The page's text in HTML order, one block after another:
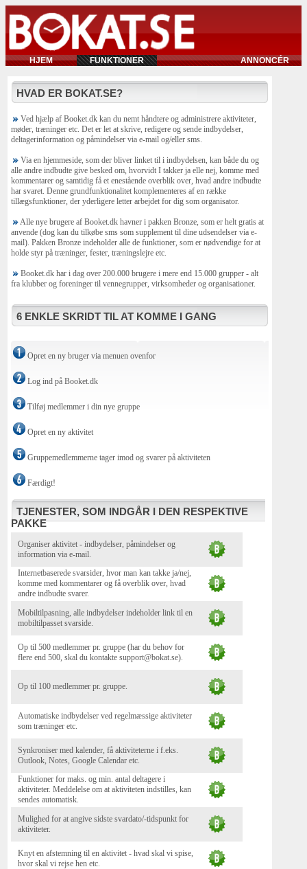
HJEM FUNKTIONER ANNONCÉR
HVAD ER BOKAT.SE?
Ved hjælp af Booket.dk kan du nemt håndtere og administrere aktiviteter,
møder, træninger etc. Det er let at skrive, redigere og sende indbydelser,
deltagerinformation og påmindelser via e-mail og/eller sms.
Via en hjemmeside, som der bliver linket til i indbydelsen, kan både du og
alle andre indbudte give besked om, hvorvidt I takker ja elle nej, komme med
kommentarer og samtidig få et enestående overblik over, hvad andre indbudte
har svaret. Denne grundfunktionalitet komplementeres af en række
tillægsfunktioner, der yderligere letter arbejdet for dig som organisator.
Alle nye brugere af Booket.dk havner i pakken Bronze, som er helt gratis at
anvende (dog kan du tilkøbe sms som supplement til dine udsendelser via e-
mail). Pakken Bronze indeholder alle de funktioner, som er nødvendige for at
holde styr på træninger, fester, træningslejre etc.
Booket.dk har i dag over 200.000 brugere i mere end 15.000 grupper - alt
fra klubber og foreninger til vennegrupper, virksomheder og organisationer.
6 ENKLE SKRIDT TIL AT KOMME I GANG
Opret en ny bruger via menuen ovenfor
Log ind på Booket.dk
Tilføj medlemmer i din nye gruppe
Opret en ny aktivitet
Gruppemedlemmerne tager imod og svarer på aktiviteten
Færdigt!
TJENESTER, SOM INDGÅR I DEN RESPEKTIVE
PAKKE
Organiser aktivitet - indbydelser, påmindelser og
information via e-mail.
Internetbaserede svarsider, hvor man kan takke ja/nej,
komme med kommentarer og få overblik over, hvad
andre indbudte svarer.
Mobiltilpasning, alle indbydelser indeholder link til en
mobiltilpasset svarside.
Op til 500 medlemmer pr. gruppe (har du behov for
flere end 500, skal du kontakte support@bokat.se).
Op til 100 medlemmer pr. gruppe.
Automatiske indbydelser ved regelmæssige aktiviteter
som træninger etc.
Synkroniser med kalender, få aktiviteterne i f.eks.
Outlook, Notes, Google Calendar etc.
Funktioner for maks. og min. antal deltagere i
aktiviteter. Meddelelse om at aktiviteten indstilles, kan
sendes automatisk.
Mulighed for at angive sidste svardato/-tidspunkt for
aktiviteter.
Knyt en afstemning til en aktivitet - hvad skal vi spise,
hvor skal vi rejse hen etc.